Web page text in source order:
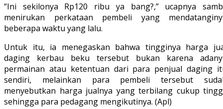
“Ini sekilonya Rp120 ribu ya bang?,” ucapnya
menirukan perkataan pembeli yang
beberapa waktu yang lalu.
Untuk itu, ia menegaskan bahwa tingginya harga
daging kerbau beku tersebut bukan karena
permainan atau ketentuan dari para penjual daging
sendiri, melainkan para pembeli tersebut
menyebutkan harga jualnya yang terbilang cukup
sehingga para pedagang mengikutinya. (Apl)